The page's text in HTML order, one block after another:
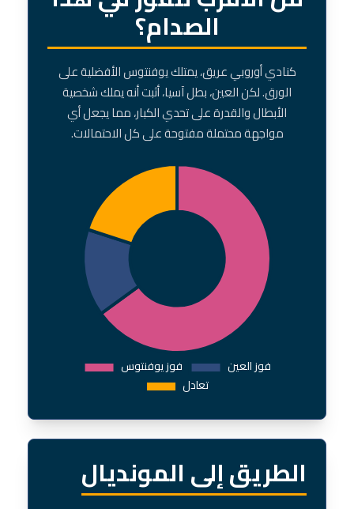
الصدام؟
كنادي أوروبي عريق، يمتلك يوفنتوس الأفضلية على
الورق. لكن العين، بطل آسيا، أثبت أنه يملك شخصية
الأبطال والقدرة على تحدي الكبار، مما يجعل أي
مواجهة محتملة مفتوحة على كل الاحتمالات.
الطريق إلى المونديال